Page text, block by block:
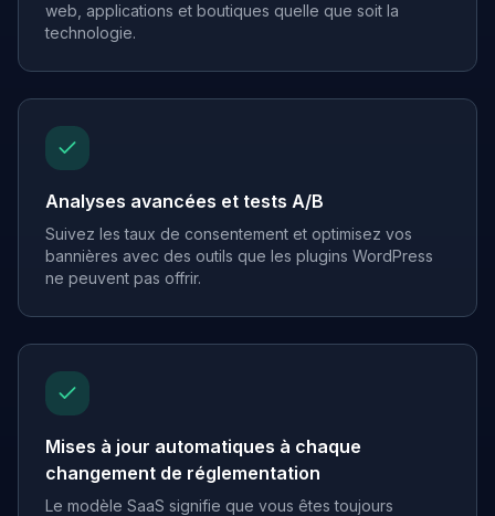
web, applications et boutiques quelle que soit la
technologie.
Analyses avancées et tests A/B
Suivez les taux de consentement et optimisez vos
bannières avec des outils que les plugins WordPress
ne peuvent pas offrir.
Mises à jour automatiques à chaque
changement de réglementation
Le modèle SaaS signifie que vous êtes toujours